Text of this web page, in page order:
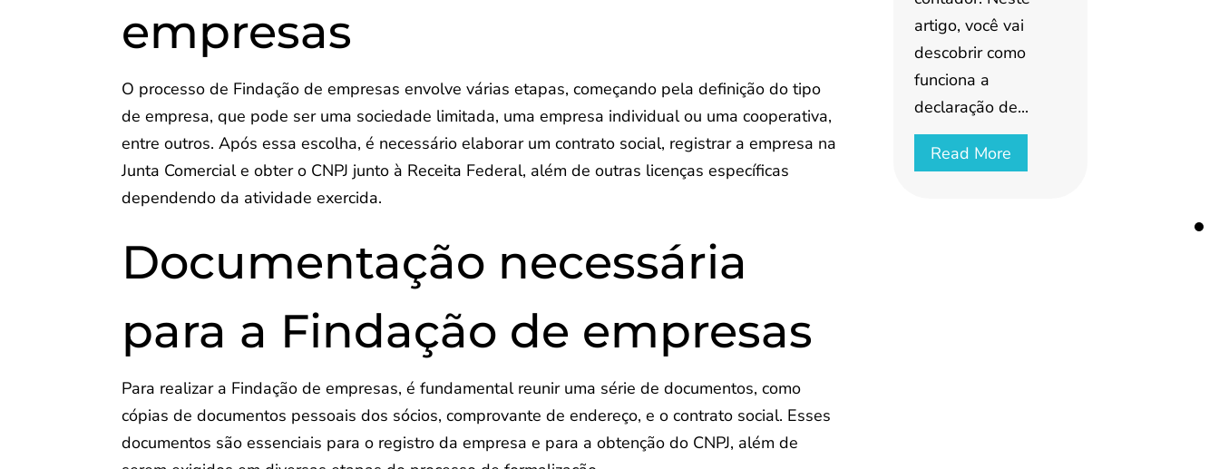
empresas
O processo de Findação de empresas envolve várias etapas, começando pela definição do tipo
de empresa, que pode ser uma sociedade limitada, uma empresa individual ou uma cooperativa,
entre outros. Após essa escolha, é necessário elaborar um contrato social, registrar a empresa na
Junta Comercial e obter o CNPJ junto à Receita Federal, além de outras licenças específicas
dependendo da atividade exercida.
Documentação necessária
para a Findação de empresas
Para realizar a Findação de empresas, é fundamental reunir uma série de documentos, como
cópias de documentos pessoais dos sócios, comprovante de endereço, e o contrato social. Esses
documentos são essenciais para o registro da empresa e para a obtenção do CNPJ, além de
artigo, você vai
descobrir como
funciona a
declaração de...
Read More